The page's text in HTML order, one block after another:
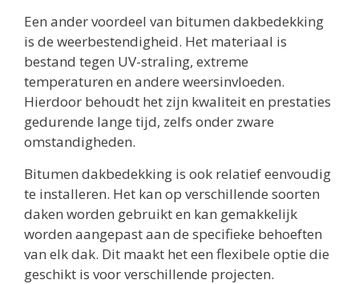
Een ander voordeel van bitumen dakbedekking
is de weerbestendigheid. Het materiaal is
bestand tegen UV-straling, extreme
temperaturen en andere weersinvloeden.
Hierdoor behoudt het zijn kwaliteit en prestaties
gedurende lange tijd, zelfs onder zware
omstandigheden.
Bitumen dakbedekking is ook relatief eenvoudig
te installeren. Het kan op verschillende soorten
daken worden gebruikt en kan gemakkelijk
worden aangepast aan de specifieke behoeften
van elk dak. Dit maakt het een flexibele optie die
geschikt is voor verschillende projecten.